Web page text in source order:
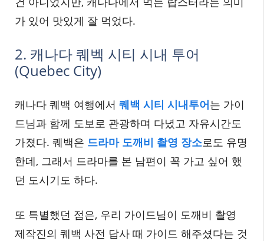
가 있어 맛있게 잘 먹었다.
2. 캐나다 퀘벡 시티 시내 투어
(Quebec City)
캐나다 퀘백 여행에서 퀘백 시티 시내투어는 가이
드님과 함께 도보로 관광하며 다녔고 자유시간도
가졌다. 퀘백은 드라마 도깨비 촬영 장소로도 유명
한데, 그래서 드라마를 본 남편이 꼭 가고 싶어 했
던 도시기도 하다.
또 특별했던 점은, 우리 가이드님이 도깨비 촬영
제작진의 퀘백 사전 답사 때 가이드 해주셨다는 것